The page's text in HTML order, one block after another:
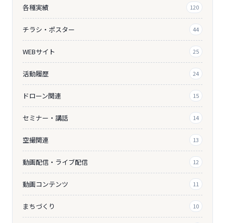
各種実績 120
チラシ・ポスター 44
WEBサイト 25
活動履歴 24
ドローン関連 15
セミナー・講話 14
空撮関連 13
動画配信・ライブ配信 12
動画コンテンツ 11
まちづくり 10